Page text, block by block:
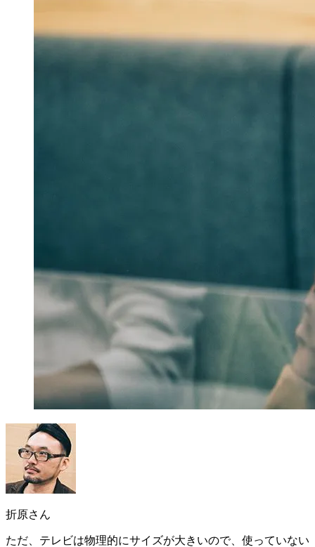
折原さん
ただ、 テレビは物理的にサイズが大きいので、使っていない